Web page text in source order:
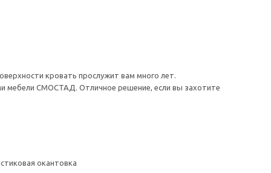
кровать прослужит вам много лет.
мебели СМОСТАД. Отличное решение, если вы захотите
окантовка